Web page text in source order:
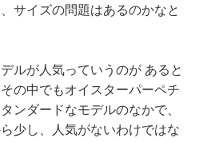
サイズの問題はあるのかなと
ルが人気っていうのが あると
の中でもオイスターパーペチ
ンダードなモデルのなかで、
少し、人気がないわけではな